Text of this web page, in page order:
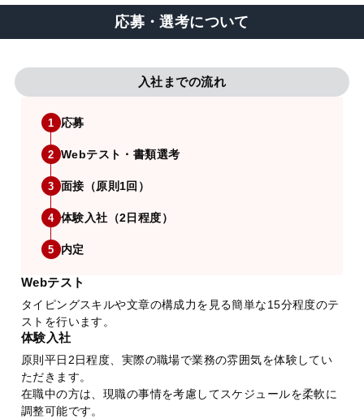
応募・選考について
入社までの流れ
1 応募
2 Webテスト・書類選考
3 面接（原則1回）
4 体験入社（2日程度）
5 内定
Webテスト
タイピングスキルや文章の構成力を見る簡単な15分程度のテ
ストを行います。
体験入社
原則平日2日程度、実際の職場で業務の雰囲気を体験してい
ただきます。
在職中の方は、現職の事情を考慮してスケジュールを柔軟に
調整可能です。